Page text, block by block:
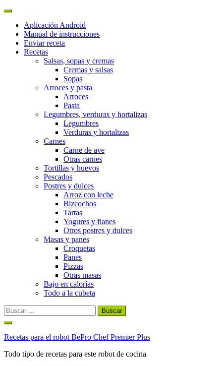
Aplicación Android
Manual de instrucciones
Enviar receta
Recetas
Salsas, sopas y cremas
Cremas y salsas
Sopas
Arroces y pasta
Arroces
Pasta
Legumbres, verduras y hortalizas
Legumbres
Verduras y hortalizas
Carnes
Carne de ave
Otras carnes
Tortillas y huevos
Pescados
Postres y dulces
Arroz con leche
Bizcochos
Tartas
Yogures y flanes
Otros postres y dulces
Masas y panes
Croquetas
Panes
Pizzas
Otras masas
Bajo en calorías
Todo a la cubeta
Buscar:
Ir
contenido
Recetas para el robot BePro Chef Premier Plus
Todo tipo de recetas para este robot de cocina